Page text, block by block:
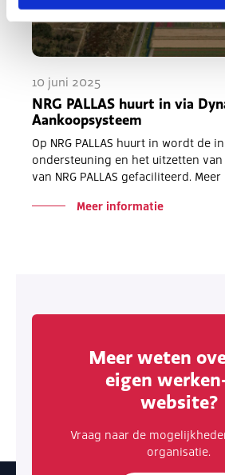
10 juni 2025
NRG PALLAS huurt in via
Aankoopsysteem
Op NRG PALLAS huurt in wordt de
ondersteuning en het uitzetten
van NRG PALLAS gefaciliteerd.
Meer informatie
Meer weten
eigen
website?
Vraag naar de
organisatie.